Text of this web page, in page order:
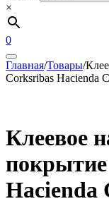
×
0
Главная/Товары/
Corksribas Hacienda
Клеевое
Hacienda